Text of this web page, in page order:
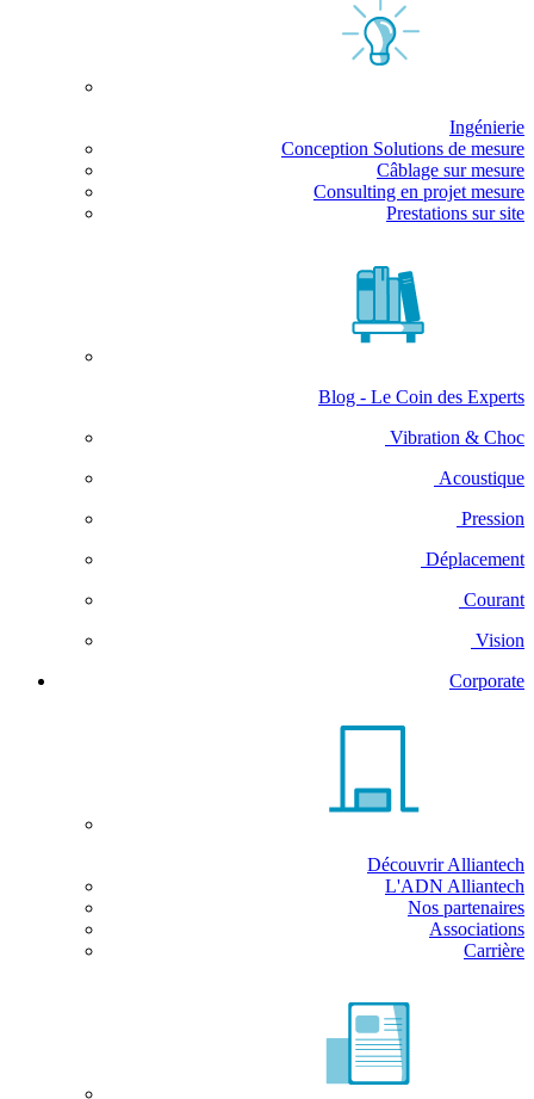
Ingénierie
Conception Solutions de mesure
Câblage sur mesure
Consulting en projet mesure
Prestations sur site
Blog - Le Coin des Experts
Vibration & Choc
Acoustique
Pression
Déplacement
Courant
Vision
Corporate
Découvrir Alliantech
L'ADN Alliantech
Nos partenaires
Associations
Carrière